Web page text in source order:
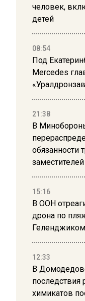
человек,
детей
08:54
Под
Mercedes
21:38
В
обязанности
15:16
В ООН
дрона по
Геленджиком
12:33
В
последствия
химикатов